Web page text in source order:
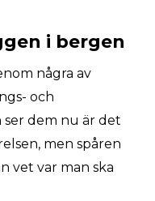
i bergen
några av
och
ser dem nu är det
men spåren
vet var man ska